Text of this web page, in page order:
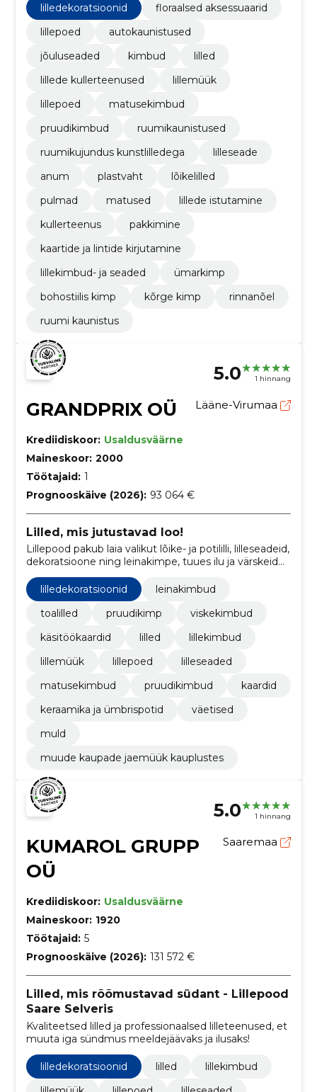
lilledekoratsioonid
floraalsed aksessuaarid
lillepoed
autokaunistused
jõuluseaded
kimbud
lilled
lillede kullerteenused
lillemüük
lillepoed
matusekimbud
pruudikimbud
ruumikaunistused
ruumikujundus kunstlilledega
lilleseade
anum
plastvaht
lõikelilled
pulmad
matused
lillede istutamine
kullerteenus
pakkimine
kaartide ja lintide kirjutamine
lillekimbud- ja seaded
ümarkimp
bohostiilis kimp
kõrge kimp
rinnanõel
ruumi kaunistus
5.0 1 hinnang
GRANDPRIX OÜ Lääne-Virumaa
Krediidiskoor: Usaldusväärne
Maineskoor: 2000
Töötajaid: 1
Prognooskäive (2026): 93 064 €
Lilled, mis jutustavad loo!
Lillepood pakub laia valikut lõike- ja potililli, lilleseadeid,
dekoratsioone ning leinakimpe, tuues ilu ja värskeid
lilli igasse sündmusse.
lilledekoratsioonid
leinakimbud
toalilled
pruudikimp
viskekimbud
käsitöökaardid
lilled
lillekimbud
lillemüük
lillepoed
lilleseaded
matusekimbud
pruudikimbud
kaardid
keraamika ja ümbrispotid
väetised
muld
muude kaupade jaemüük kauplustes
5.0 1 hinnang
KUMAROL GRUPP
OÜ
Saaremaa
Krediidiskoor: Usaldusväärne
Maineskoor: 1920
Töötajaid: 5
Prognooskäive (2026): 131 572 €
Lilled, mis rõõmustavad südant - Lillepood
Saare Selveris
Kvaliteetsed lilled ja professionaalsed lilleteenused, et
muuta iga sündmus meeldejäävaks ja ilusaks!
lilledekoratsioonid lilled
lillekimbud